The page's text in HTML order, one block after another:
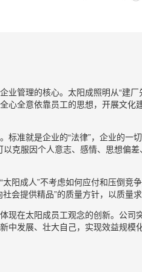
理的核心。太阳成照明从“建厂
心全意依靠员工的思想，开展文
就是企业的“法律”，企业的一
以克服因个人意志、感情、思想
成人”不考虑如何应付和压倒竞
会提供精品”的质量方针，以质
太阳成员工观念的创新。公司
中发展、壮大自己，实现效益规模